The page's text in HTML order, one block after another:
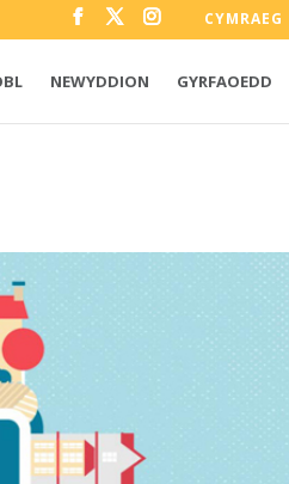
CYMRAEG
NEWYDDION GYRFAOEDD